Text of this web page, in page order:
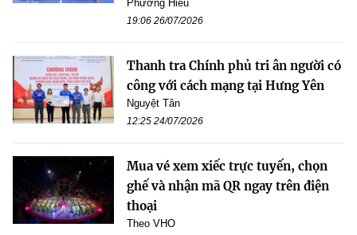
Phương Hiếu
19:06 26/07/2026
Thanh tra Chính phủ tri ân người có
công với cách mạng tại Hưng Yên
Nguyệt Tân
12:25 24/07/2026
Mua vé xem xiếc trực tuyến, chọn
ghế và nhận mã QR ngay trên điện
thoại
Theo VHO